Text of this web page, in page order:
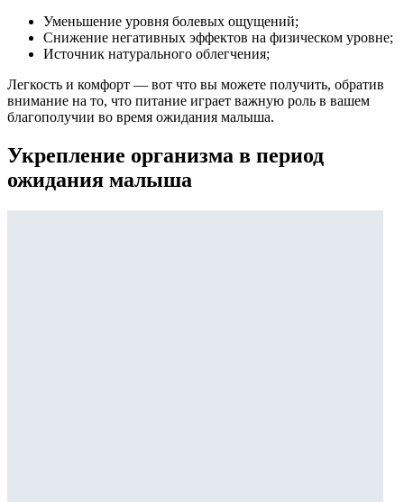
Уменьшение уровня болевых ощущений;
Снижение негативных эффектов на физическом уровне;
Источник натурального облегчения;
Легкость и комфорт — вот что вы можете получить, обратив
внимание на то, что питание играет важную роль в вашем
благополучии во время ожидания малыша.
Укрепление организма в период
ожидания малыша